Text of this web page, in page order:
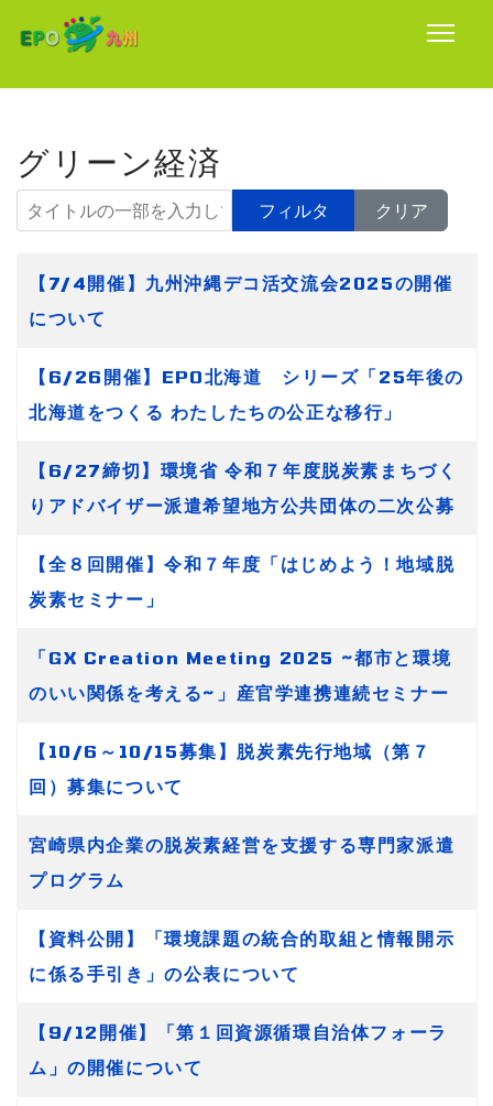
グリーン経済
タイトルの一部を入力してください
フィルタ クリア
タイトル
【7/4開催】九州沖縄デコ活交流会2025の開催
について
【6/26開催】EPO北海道 シリーズ「25年後の
北海道をつくる わたしたちの公正な移行」
【6/27締切】環境省 令和７年度脱炭素まちづく
りアドバイザー派遣希望地方公共団体の二次公募
【全８回開催】令和７年度「はじめよう！地域脱
炭素セミナー」
「GX Creation Meeting 2025 ~都市と環境
のいい関係を考える~」産官学連携連続セミナー
【10/6～10/15募集】脱炭素先行地域（第７
回）募集について
宮崎県内企業の脱炭素経営を支援する専門家派遣
プログラム
【資料公開】「環境課題の統合的取組と情報開示
に係る手引き」の公表について
【9/12開催】「第１回資源循環自治体フォーラ
ム」の開催について